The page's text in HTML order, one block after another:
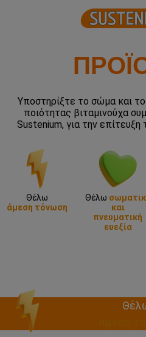
Υποστηρίξτε το σώμα και
ποιότητας βιταμινούχα
Sustenium, για την
Θέλω
άμεση τόνωση
Θέλω
και
πνευματική
ευεξία